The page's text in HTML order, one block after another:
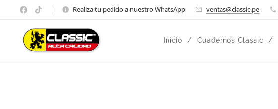
Realiza tu pedido a nuestro WhatsApp ventas@classic.pe
Inicio Cuadernos Classic